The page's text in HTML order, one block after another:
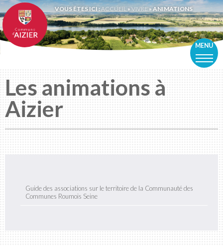
VOUS ÊTES ICI :ACCUEIL » VIVRE » ANIMATIONS
MENU
Les animations à
Aizier
Guide des associations sur le territoire de la Communauté des
Communes Roumois Seine